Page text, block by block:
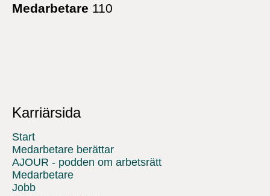
Medarbetare 110
Karriärsida
Start
Medarbetare berättar
AJOUR - podden om arbetsrätt
Medarbetare
Jobb